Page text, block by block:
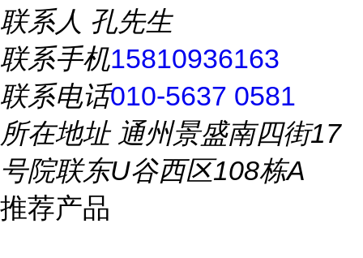
联系人 孔先生
联系手机15810936163
联系电话010-5637 0581
所在地址通州景盛南四街17
号院联东U谷西区108栋A
推荐产品